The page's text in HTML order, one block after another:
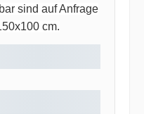
sind auf Anfrage
cm.